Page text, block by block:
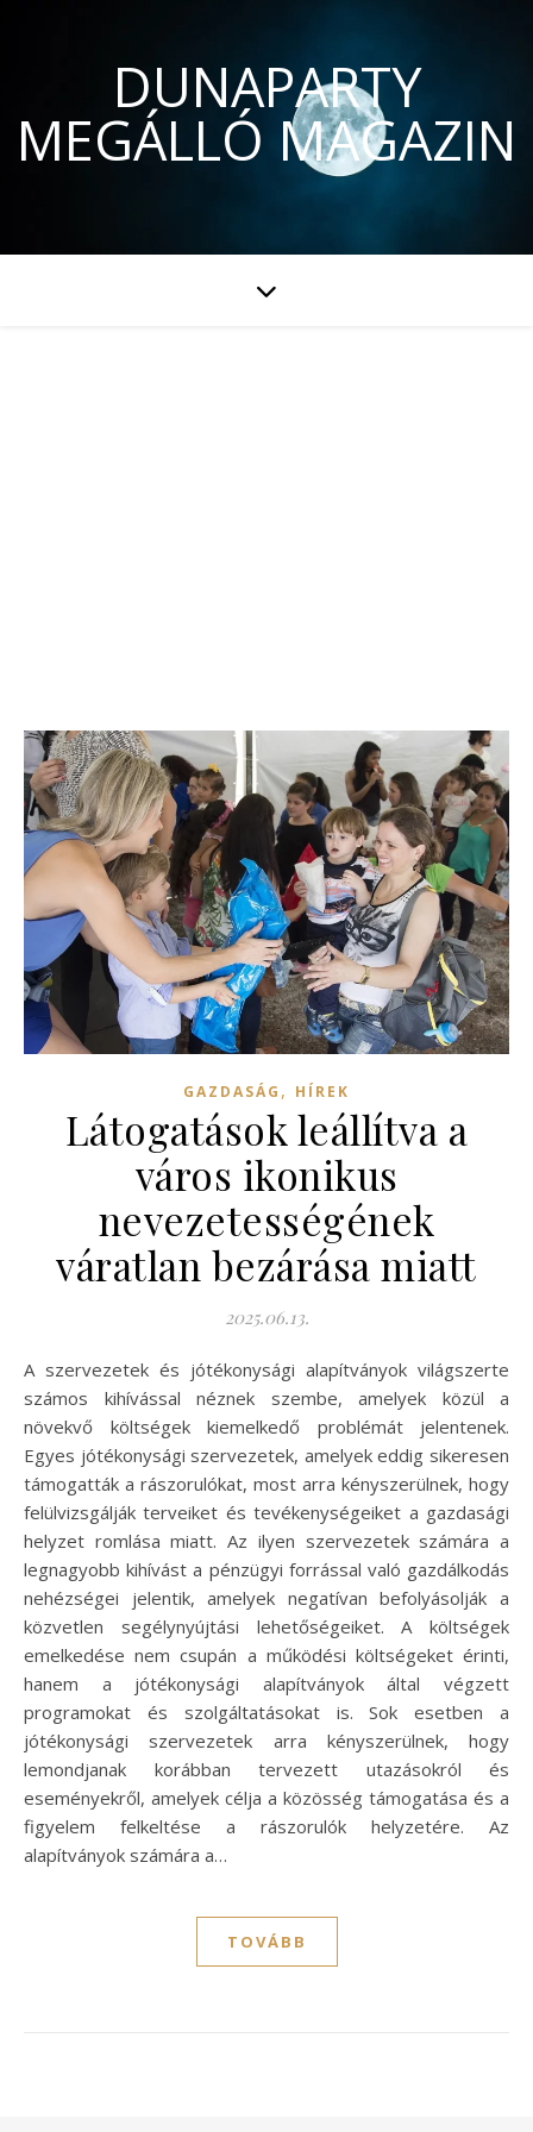
DUNAPARTY
MEGÁLLÓ MAGAZIN
GAZDASÁG , HÍREK
Látogatások leállítva a
város ikonikus
nevezetességének
váratlan bezárása miatt
2025.06.13.
A szervezetek és jótékonysági alapítványok világszerte
számos kihívással néznek szembe, amelyek közül a
növekvő költségek kiemelkedő problémát jelentenek.
Egyes jótékonysági szervezetek, amelyek eddig sikeresen
támogatták a rászorulókat, most arra kényszerülnek, hogy
felülvizsgálják terveiket és tevékenységeiket a gazdasági
helyzet romlása miatt. Az ilyen szervezetek számára a
legnagyobb kihívást a pénzügyi forrással való gazdálkodás
nehézségei jelentik, amelyek negatívan befolyásolják a
közvetlen segélynyújtási lehetőségeiket. A költségek
emelkedése nem csupán a működési költségeket érinti,
hanem a jótékonysági alapítványok által végzett
programokat és szolgáltatásokat is. Sok esetben a
jótékonysági szervezetek arra kényszerülnek, hogy
lemondjanak korábban tervezett utazásokról és
eseményekről, amelyek célja a közösség támogatása és a
figyelem felkeltése a rászorulók helyzetére. Az
alapítványok számára a…
TOVÁBB